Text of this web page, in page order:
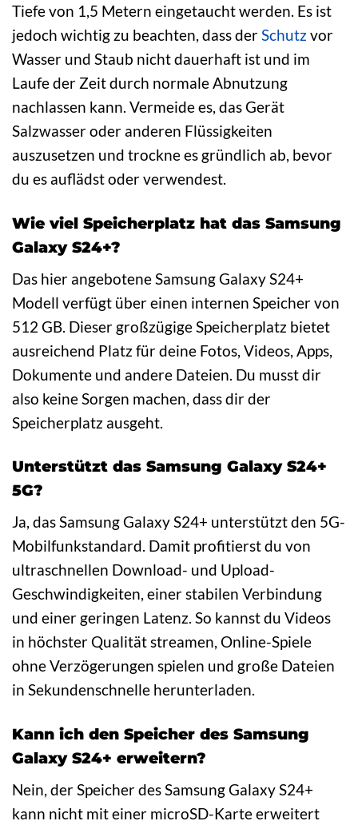
Tiefe von 1,5 Metern eingetaucht werden. Es ist
jedoch wichtig zu beachten, dass derSchutzvor
Wasser und Staub nicht dauerhaft ist und im
Laufe der Zeit durch normale Abnutzung
nachlassen kann. Vermeide es, das Gerät
Salzwasser oder anderen Flüssigkeiten
auszusetzen und trockne es gründlich ab, bevor
du es auflädst oder verwendest.
Wie viel Speicherplatz hat das Samsung
Galaxy S24+?
Das hier angebotene Samsung Galaxy S24+
Modell verfügt über einen internen Speicher von
512 GB. Dieser großzügige Speicherplatz bietet
ausreichend Platz für deine Fotos, Videos, Apps,
Dokumente und andere Dateien. Du musst dir
also keine Sorgen machen, dass dir der
Speicherplatz ausgeht.
Unterstützt das Samsung Galaxy S24+
5G?
Ja, das Samsung Galaxy S24+ unterstützt den 5G-
Mobilfunkstandard. Damit profitierst du von
ultraschnellen Download- und Upload-
Geschwindigkeiten, einer stabilen Verbindung
und einer geringen Latenz. So kannst du Videos
in höchster Qualität streamen, Online-Spiele
ohne Verzögerungen spielen und große Dateien
in Sekundenschnelle herunterladen.
Kann ich den Speicher des Samsung
Galaxy S24+ erweitern?
Nein, der Speicher des Samsung Galaxy S24+
kann nicht mit einer microSD-Karte erweitert